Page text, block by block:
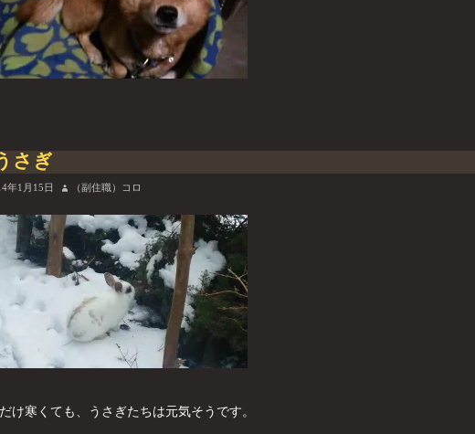
さぎ
年1月15日 （副住職）コロ
け寒くても、うさぎたちは元気そうです。